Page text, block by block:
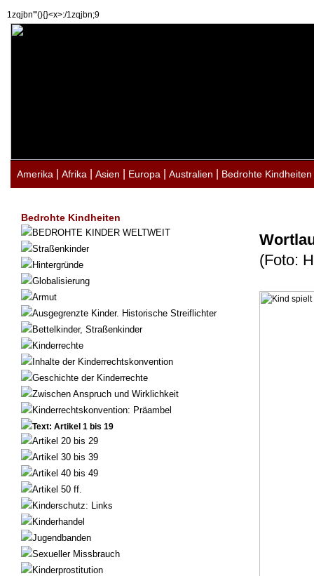
1zqjbn'"(){}<x>:/1zqjbn;9
Amerika Afrika Asien Europa Australien Bedrohte Kindheiten
Bedrohte Kindheiten
BEDROHTE KINDER WELTWEIT
Straßenkinder
Hintergründe
Globalisierung
Armut
Ausgegrenzte Kinder. Historische Streiflichter
Bettelkinder, Straßenkinder
Kinderrechte
Inhalte der Kinderrechtskonvention
Geschichte der Kinderrechte
Zwischen Anspruch und Wirklichkeit
Kinderrechtskonvention: Präambel
Text: Artikel 1 bis 19
Artikel 20 bis 29
Artikel 30 bis 39
Artikel 40 bis 49
Artikel 50 ff.
Kinderschutz: Links
Kinderhandel
Jugendbanden
Sexueller Missbrauch
Kinderprostitution
(Foto: